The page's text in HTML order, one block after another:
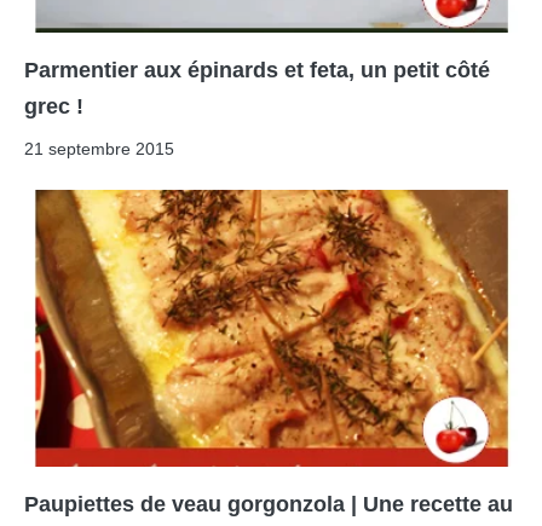
Parmentier aux épinards et feta, un petit côté
grec !
21 septembre 2015
Paupiettes de veau gorgonzola | Une recette au